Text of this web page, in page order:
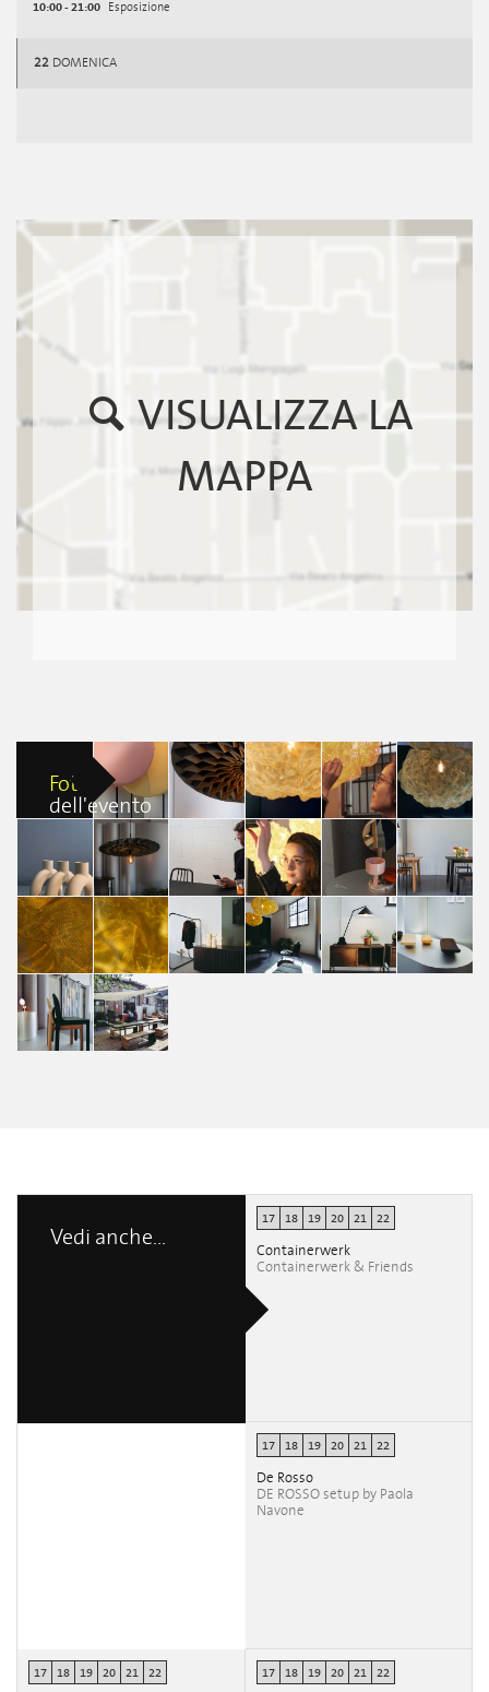
10:00 - 21:00 Esposizione
22 DOMENICA
VISUALIZZA LA
MAPPA
Foto
dell'evento
Norwegian
Presence
Norwegian
claudia capra
Norwegian
Presence
claudia capra
Norwegian
Presence
Lei Monica
Chen
Silvano
Giumelli
Norwegian
Presence
Silvano
Giumelli
Norwegian
Presence
Giulia Ambrosi
Norwegian
Presence
Giulia Ambrosi
Norwegian
Presence
Lei Monica
Chen
Norwegian
Presence
Leonardo
Cristiano
Norwegian
Leonardo
Cristiano
Norwegian
Presence
Leonardo
Cristiano
Norwegian
Presence
Leonardo
Cristiano
Vedi anche...
17 18 19 20 21 22
Containerwerk
Containerwerk & Friends
17 18 19 20 21 22
De Rosso
DE ROSSO setup by Paola
Navone
17 18 19 20 21 22 17 18 19 20 21 22